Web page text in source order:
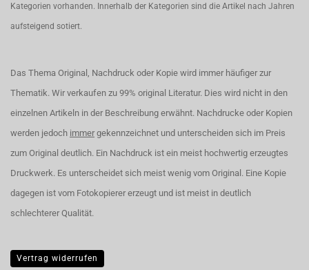
Kategorien vorhanden. Innerhalb der Kategorien sind die Artikel nach Jahren
aufsteigend sotiert.
Das Thema Original, Nachdruck oder Kopie wird immer häufiger zur
Thematik. Wir verkaufen zu 99% original Literatur. Dies wird nicht in den
einzelnen Artikeln in der Beschreibung erwähnt. Nachdrucke oder Kopien
werden jedoch immer gekennzeichnet und unterscheiden sich im Preis
zum Original deutlich. Ein Nachdruck ist ein meist hochwertig erzeugtes
Druckwerk. Es unterscheidet sich meist wenig vom Original. Eine Kopie
dagegen ist vom Fotokopierer erzeugt und ist meist in deutlich
schlechterer Qualität.
Vertrag widerrufen